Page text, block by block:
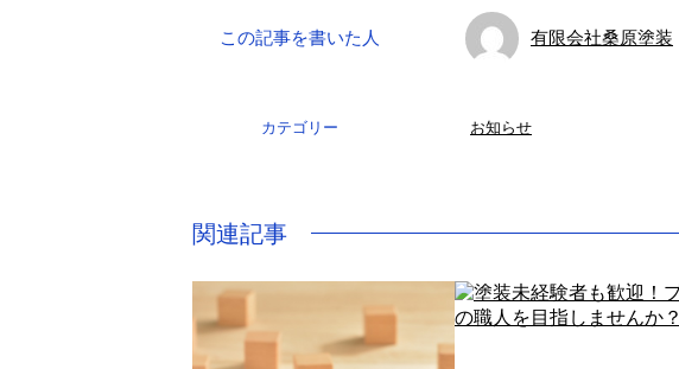
この記事を書いた人 有限会社桑原塗装
カテゴリー お知らせ
関連記事